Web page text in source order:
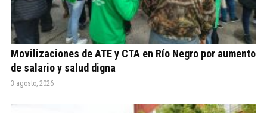
Movilizaciones de ATE y CTA en Río Negro por aumento
de salario y salud digna
3 agosto, 2026